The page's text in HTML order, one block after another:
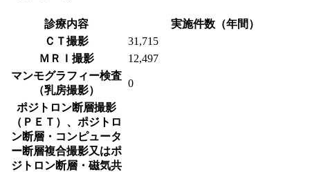
診療内容
実施件数（年間）
ＣＴ撮影
31,715
ＭＲＩ撮影
12,497
マンモグラフィー検査
（乳房撮影）
0
ポジトロン断層撮影
（ＰＥＴ）、ポジトロ
ン断層・コンピュータ
ー断層複合撮影又はポ
ジトロン断層・磁気共